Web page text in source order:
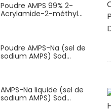
Poudre AMPS 99% 2-
Acrylamide-2-méthyl...
Poudre AMPS-Na (sel de
sodium AMPS) Sod...
AMPS-Na liquide (sel de
sodium AMPS) Sod...